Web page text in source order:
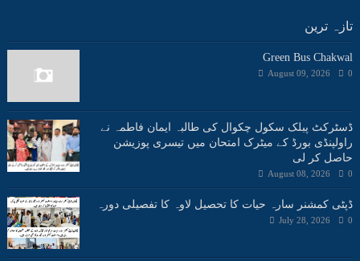
تازہ ترین
Green Bus Chakwal
August 09, 2026 0
ڈسٹرکٹ پبلک سکول چکوال کی طالبہ ایمان فاطمہ نے
راولپنڈی بورڈ کے میٹرک امتحان میں تیسری پوزیشن
حاصل کر لی
August 08, 2026 0
ڈپٹی کمشنر سارہ حیات کا تحصیل لاوہ کا تفصیلی دورہ
July 28, 2026 0